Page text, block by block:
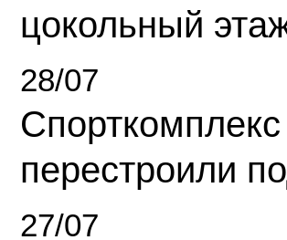
цокольный
28/07
перестроили
27/07